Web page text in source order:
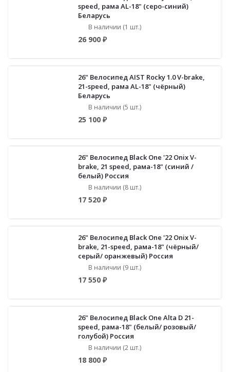
speed, рама AL-18" (серо-синий)
Беларусь
В наличии (1 шт.)
26 900 ₽
26" Велосипед AIST Rocky 1.0 V-brake,
21-speed, рама AL-18" (чёрный)
Беларусь
В наличии (5 шт.)
25 100 ₽
26" Велосипед Black One '22 Onix V-
brake, 21 speed, рама-18" (синий /
белый) Россия
В наличии (8 шт.)
17 520 ₽
26" Велосипед Black One '22 Onix V-
brake, 21-speed, рама-18" (чёрный/
серый/ оранжевый) Россия
В наличии (9 шт.)
17 550 ₽
26" Велосипед Black One Alta D 21-
speed, рама-18" (белый/ розовый/
голубой) Россия
В наличии (2 шт.)
18 800 ₽